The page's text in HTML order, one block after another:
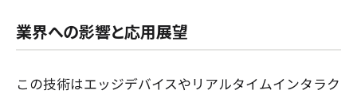
業界への影響と応用展望
この技術はエッジデバイスやリアルタイムインタラク